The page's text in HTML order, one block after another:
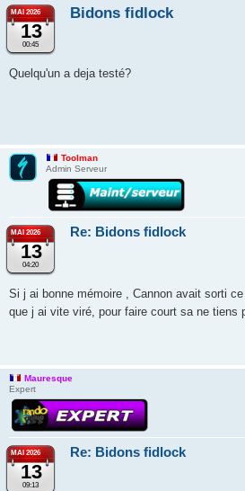
MAI 2026
13
00:45
Bidons fidlock
Quelqu'un a deja testé?
Toolman
Admin Serveur
MAI 2026
13
04:20
Re: Bidons fidlock
Si j ai bonne mémoire , Cannon avait sorti
que j ai vite viré, pour faire court sa ne tiens
Mauresque
Expert
MAI 2026
13
09:13
Re: Bidons fidlock